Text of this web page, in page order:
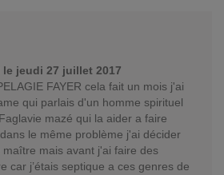
le jeudi 27 juillet 2017
FAYER cela fait un mois j'ai
qui parlais d'un homme spirituel
mazé qui la aider a faire
le même problème j'ai décider
mais avant j'ai faire des
car j’étais septique a ces genres de